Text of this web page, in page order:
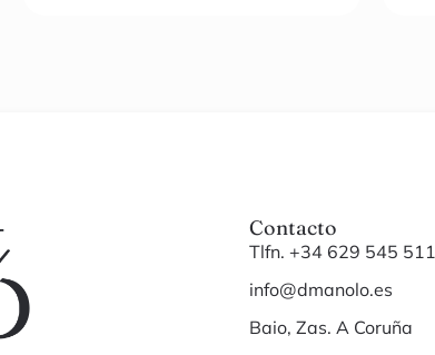
Contacto
Tlfn. +34 629 545 511
info@dmanolo.es
Baio, Zas. A Coruña